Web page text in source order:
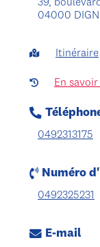
39,
04000
Itinéraire
En
0492313175
Numéro
0492325231
E-mail